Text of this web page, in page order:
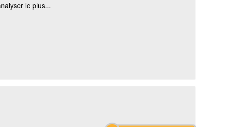
le plus...